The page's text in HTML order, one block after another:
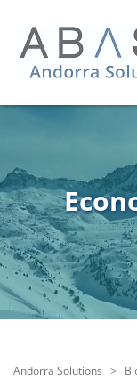
Andorra Solutions >